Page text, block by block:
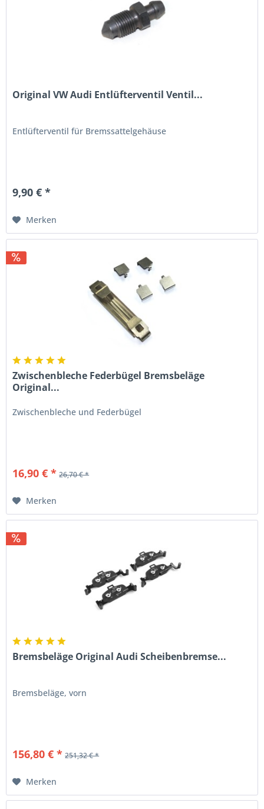
Original VW Audi Entlüfterventil Ventil...
Entlüfterventil für Bremssattelgehäuse
9,90 € *
Merken
Zwischenbleche Federbügel Bremsbeläge
Original...
Zwischenbleche und Federbügel
16,90 € * 26,70 € *
Merken
Bremsbeläge Original Audi Scheibenbremse...
Bremsbeläge, vorn
156,80 € * 251,32 € *
Merken